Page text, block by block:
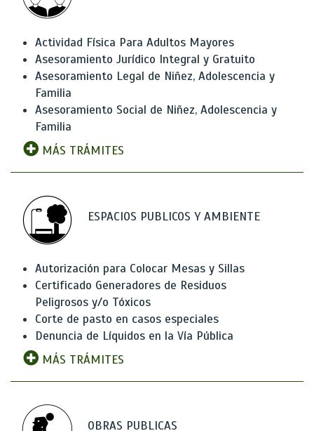
Actividad Física Para Adultos Mayores
Asesoramiento Jurídico Integral y Gratuito
Asesoramiento Legal de Niñez, Adolescencia y
Familia
Asesoramiento Social de Niñez, Adolescencia y
Familia
MÁS TRÁMITES
ESPACIOS PUBLICOS Y AMBIENTE
Autorización para Colocar Mesas y Sillas
Certificado Generadores de Residuos
Peligrosos y/o Tóxicos
Corte de pasto en casos especiales
Denuncia de Líquidos en la Vía Pública
MÁS TRÁMITES
OBRAS PUBLICAS